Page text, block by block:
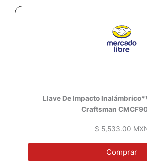
Llave De Impacto Inalámbrico
Craftsman
$ 5,533.00
Comprar